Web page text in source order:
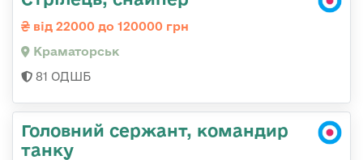
від 22000 до 120000 грн
Краматорськ
81 ОДШБ
Головний сержант, командир
танку